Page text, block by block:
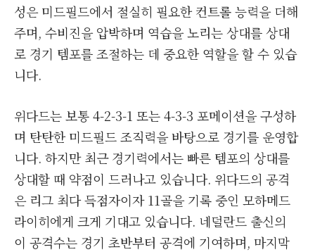
성은 미드필드에서 절실히 필요한 컨트롤 능력을 더해
주며, 수비진을 압박하며 역습을 노리는 상대를 상대
로 경기 템포를 조절하는 데 중요한 역할을 할 수 있습
니다.
위다드는 보통 4-2-3-1 또는 4-3-3 포메이션을 구성하
며 탄탄한 미드필드 조직력을 바탕으로 경기를 운영합
니다. 하지만 최근 경기력에서는 빠른 템포의 상대를
상대할 때 약점이 드러나고 있습니다. 위다드의 공격
은 리그 최다 득점자이자 11골을 기록 중인 모하메드
라이히에게 크게 기대고 있습니다. 네덜란드 출신의
이 공격수는 경기 초반부터 공격에 기여하며, 마지막